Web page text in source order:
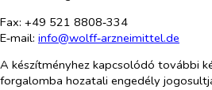
Fax: +49 521 8808‑334
E‑mail: info@wolff‑arzneimittel.de
A készítményhez kapcsolódó további
forgalomba hozatali engedély